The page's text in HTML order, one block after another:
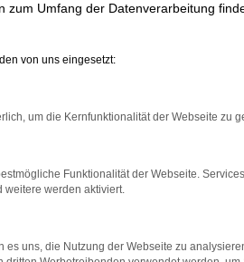
zum Umfang der Datenverarbeitung
von uns eingesetzt:
um die Kernfunktionalität der Webseite zu
Funktionalität der Webseite.
weitere werden aktiviert.
es uns, die Nutzung der Webseite zu